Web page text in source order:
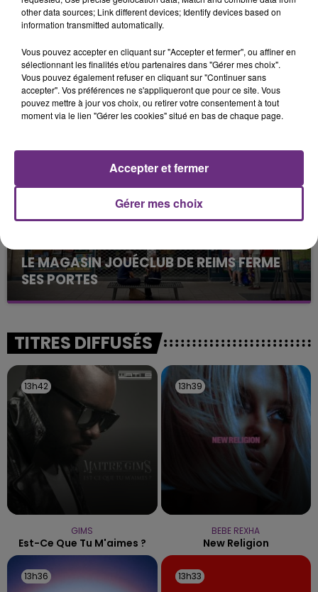
LA CENTRALE NUCLÉAIRE DE CHOOZ
TOUJOURS À L'ARRÊT
Cela fait déjà une semaine que la centrale
justifiée par la sécheresse intense qui est toujours
LE MAGASIN JOUÉCLUB DE REIMS FERME
SES PORTES
C'était l'une des institutions du centre-ville
fermer ses portes.
TITRES DIFFUSÉS
13h42
13h42
GIMS
Est-Ce Que Tu M'aimes ?
13h39
13h39
BEBE REXHA
New Religion
13h36
13h36 13h33
13h33
other data sources; Link different devices; Identify devices based on
information transmitted automatically.
Vous pouvez accepter en cliquant sur "Accepter et fermer", ou affiner en
sélectionnant les finalités et/ou partenaires dans "Gérer mes choix".
Vous pouvez également refuser en cliquant sur "Continuer sans
accepter". Vos préférences ne s'appliqueront que pour ce site. Vous
pouvez mettre à jour vos choix, ou retirer votre consentement à tout
moment via le lien "Gérer les cookies" situé en bas de chaque page.
Gérer mes choix
Accepter et fermer